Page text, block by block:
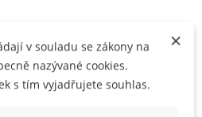
×
v souladu se zákony na
nazývané cookies.
s tím vyjadřujete souhlas.